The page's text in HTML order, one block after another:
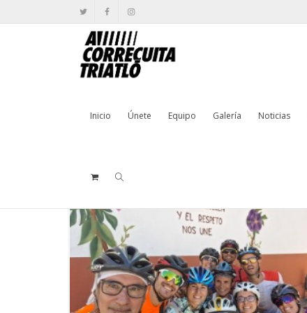
Inicio Únete Equipo Galería Noticias
Archivo de la etiqueta: gúdar